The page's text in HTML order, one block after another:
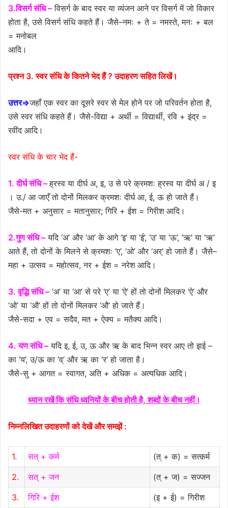
3.विसर्ग संधि – विसर्ग के बाद स्वर या व्यंजन आने पर विसर्ग में जो विकार
होता है, उसे विसर्ग संधि कहते हैं। जैसे–नमः + ते = नमस्ते, मनः + बल
= मनोबल
आदि।
प्रश्न 3. स्वर संधि के कितने भेद हैं ? उदाहरण सहित लिखें।
उत्तर⇒जहाँ एक स्वर का दूसरे स्वर से मेल होने पर जो परिवर्तन होता है,
उसे स्वर संधि कहते हैं। जैसे-विद्या + अर्थी = विद्यार्थी, रवि + इंद्र =
रवींद आदि।
स्वर संधि के चार भेद हैं-
1. दीर्घ संधि – ह्रस्व या दीर्घ अ, इ, उ से परे क्रमशः ह्रस्व या दीर्घ अ / इ
। उ./ आ जाएँ तो दोनों मिलकर क्रमशः दीर्घ आ, ई, ऊ हो जाते हैं।
जैसे-मत + अनुसार = मतानुसार; गिरि + ईश = गिरीश आदि।
2.गुण संधि – यदि ‘अ’ और ‘आ’ के आगे ‘इ’ या ‘ई’, ‘उ’ या ‘ऊ’, ‘ऋ’ या ‘ऋ’
आते हैं, तो दोनों के मिलने से क्रमशः ‘ए’, ‘ओ’ और ‘अर्’ हो जाते हैं। जैसे–
महा + उत्सव = महोत्सव, नर + ईश = नरेश आदि।
3. वृद्धि संधि – ‘अ’ या ‘आ’ से परे ‘ए’ या ‘ऐ’ हों तो दोनों मिलकर ‘ऐ’ और
‘ओ’ या ‘औ’ हों तो दोनों मिलकर ‘औ’ हो जाते हैं।
जैसे-सदा + एव = सदैव, मत + ऐक्य = मतैक्य आदि।
4. यण संधि – यदि इ, ई, उ, ऊ और ऋ के बाद भिन्न स्वर आए तो इाई –
का ‘य’, उ/ऊ का ‘व्’ और ऋ का ‘र’ हो जाता है।
जैसे-सु + आगत = स्वागत, अति + अधिक = अत्यधिक आदि।
ध्यान रखें कि संधि ध्वनियों के बीच होती है, शब्दों के बीच नहीं।
निम्नलिखित उदाहरणों को देखें और समझें :
1. सत् + कर्म
(त् + क) = सत्कर्म
2.
सत् + जन
(त् + ज) = सज्जन
3.
गिरि + ईश (इ + ई) = गिरीश